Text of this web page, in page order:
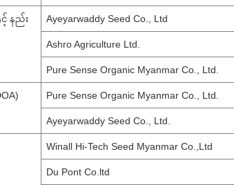
နည်း
Ayeyarwaddy Seed Co., Ltd
Ashro Agriculture Ltd.
Pure Sense Organic Myanmar Co., Ltd.
Pure Sense Organic Myanmar Co., Ltd.
Ayeyarwaddy Seed Co., Ltd.
Winall Hi-Tech Seed Myanmar Co.,Ltd
Du Pont Co.ltd